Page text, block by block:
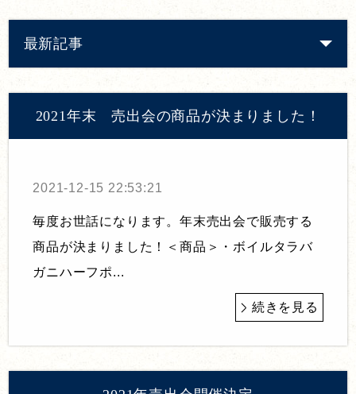
最新記事
2021年末 売出会の商品が決まりました！
2021-12-15 22:53:21
毎度お世話になります。年末売出会で販売する
商品が決まりました！＜商品＞・ボイルタラバ
ガニハーフポ...
続きを見る